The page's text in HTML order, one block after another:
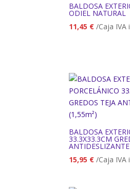
BALDOSA
ODIEL NATURAL
11,45 € /Caja IVA
BALDOSA
33.3X33.3CM
15,95 € /Caja IVA